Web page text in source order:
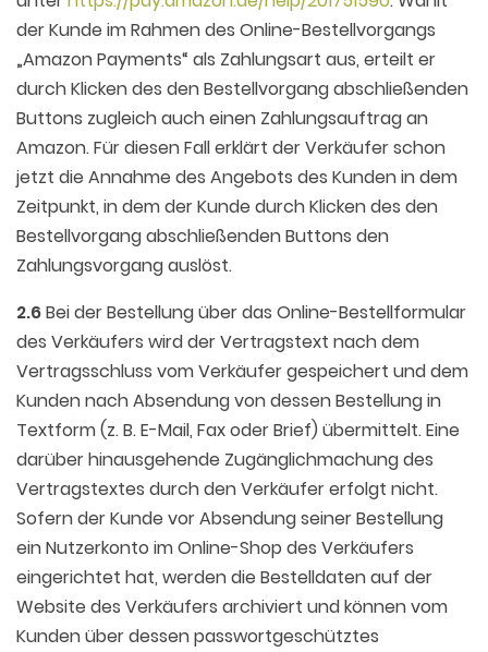
der Kunde im Rahmen des Online-Bestellvorgangs
„Amazon Payments“ als Zahlungsart aus, erteilt er
durch Klicken des den Bestellvorgang abschließenden
Buttons zugleich auch einen Zahlungsauftrag an
Amazon. Für diesen Fall erklärt der Verkäufer schon
jetzt die Annahme des Angebots des Kunden in dem
Zeitpunkt, in dem der Kunde durch Klicken des den
Bestellvorgang abschließenden Buttons den
Zahlungsvorgang auslöst.
2.6Bei der Bestellung über das Online-Bestellformular
des Verkäufers wird der Vertragstext nach dem
Vertragsschluss vom Verkäufer gespeichert und dem
Kunden nach Absendung von dessen Bestellung in
Textform (z. B. E-Mail, Fax oder Brief) übermittelt. Eine
darüber hinausgehende Zugänglichmachung des
Vertragstextes durch den Verkäufer erfolgt nicht.
Sofern der Kunde vor Absendung seiner Bestellung
ein Nutzerkonto im Online-Shop des Verkäufers
eingerichtet hat, werden die Bestelldaten auf der
Website des Verkäufers archiviert und können vom
Kunden über dessen passwortgeschütztes